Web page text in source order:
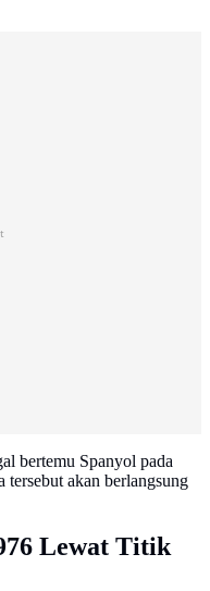
bertemu Spanyol pada
tersebut akan berlangsung
Lewat Titik